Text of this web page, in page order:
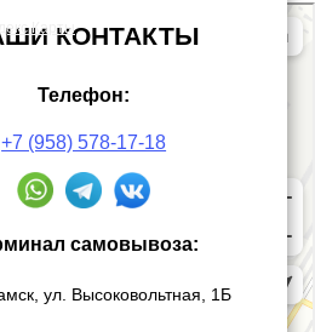
КОНТАКТЫ
Телефон:
+7 (958) 578-17-18
самовывоза:
ул. Высоковольтная, 1Б
Карты